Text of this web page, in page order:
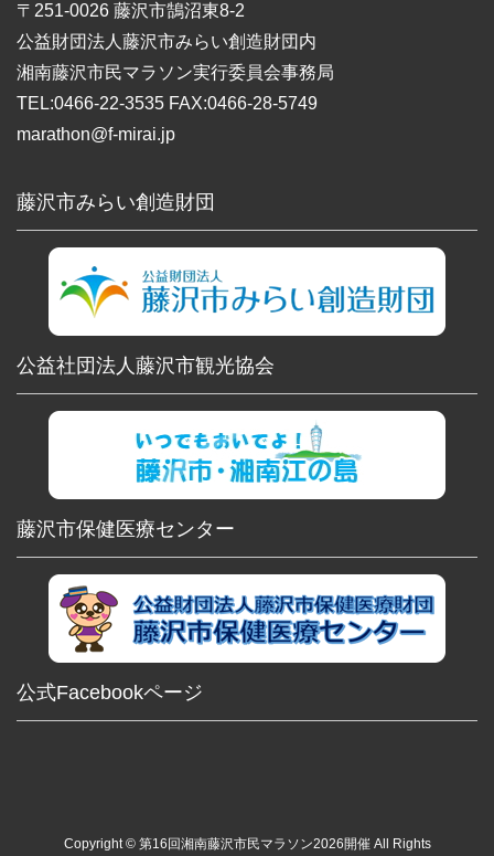
〒251-0026 藤沢市鵠沼東8-2
公益財団法人藤沢市みらい創造財団内
湘南藤沢市民マラソン実行委員会事務局
TEL:0466-22-3535 FAX:0466-28-5749
marathon@f-mirai.jp
藤沢市みらい創造財団
公益社団法人藤沢市観光協会
藤沢市保健医療センター
公式Facebookページ
Copyright © 第16回湘南藤沢市民マラソン2026開催 All Rights